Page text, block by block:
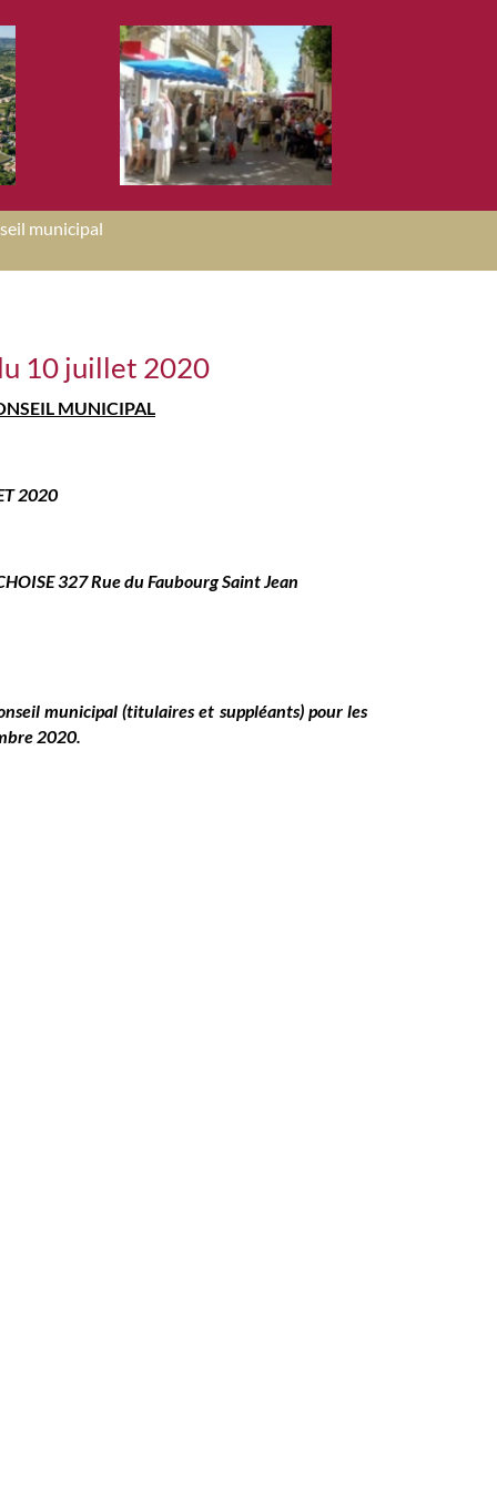
municipal
10 juillet 2020
MUNICIPAL
2020
327 Rue du Faubourg Saint Jean
municipal (titulaires et suppléants) pour les
2020.